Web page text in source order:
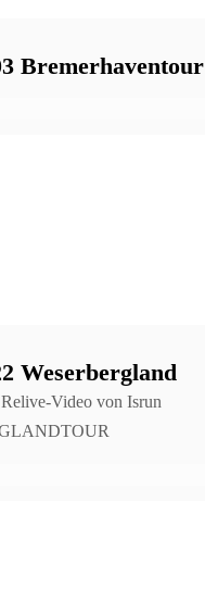
Bremerhaventour
Weserbergland
Video von Isrun